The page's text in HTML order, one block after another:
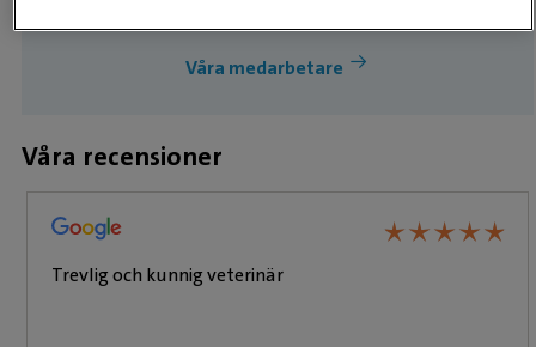
Våra medarbetare
Våra recensioner
★★★★★
★★★★★
Trevlig och kunnig veterinär